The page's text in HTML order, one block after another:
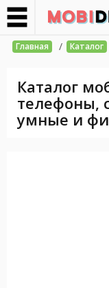
Главная / Каталог
Каталог
телефоны,
умные и